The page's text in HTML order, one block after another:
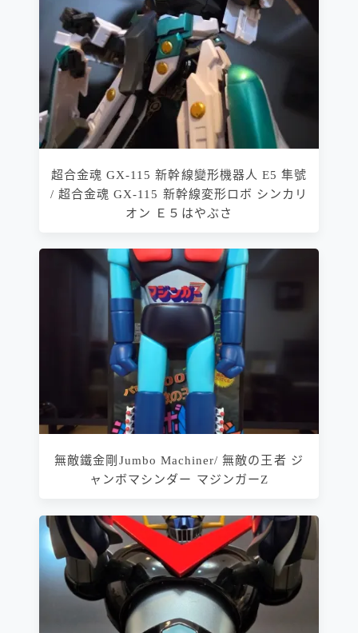
超合金魂 GX-115 新幹線變形機器人 E5 隼號
/ 超合金魂 GX-115 新幹線変形ロボ シンカリ
オン Ｅ５はやぶさ
無敵鐵金剛Jumbo Machiner/ 無敵の王者 ジ
ャンボマシンダー マジンガーZ